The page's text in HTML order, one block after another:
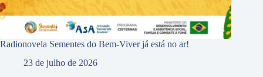
Radionovela Sementes do Bem-Viver já está no ar!
23 de julho de 2026